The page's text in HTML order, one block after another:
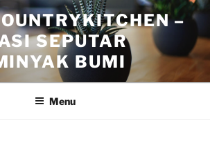
–
SEPUTAR
BUMI
Menu